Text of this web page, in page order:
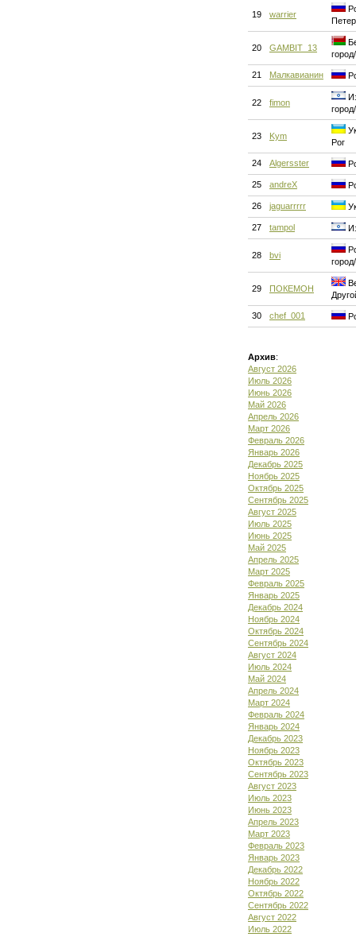
19 warrier
20 GAMBIT_13
21 Малкавианин
22 fimon
23 Kym
Рог
24 Algersster
25 andreX
26 jaguarrrrr
27 tampol
28 bvi
29 ПОКЕМОН
30 chef_001
Архив:
Август 2026
Июль 2026
Июнь 2026
Май 2026
Апрель 2026
Март 2026
Февраль 2026
Январь 2026
Декабрь 2025
Ноябрь 2025
Октябрь 2025
Сентябрь 2025
Август 2025
Июль 2025
Июнь 2025
Май 2025
Апрель 2025
Март 2025
Февраль 2025
Январь 2025
Декабрь 2024
Ноябрь 2024
Октябрь 2024
Сентябрь 2024
Август 2024
Июль 2024
Май 2024
Апрель 2024
Март 2024
Февраль 2024
Январь 2024
Декабрь 2023
Ноябрь 2023
Октябрь 2023
Сентябрь 2023
Август 2023
Июль 2023
Июнь 2023
Апрель 2023
Март 2023
Февраль 2023
Январь 2023
Декабрь 2022
Ноябрь 2022
Октябрь 2022
Сентябрь 2022
Август 2022
Июль 2022